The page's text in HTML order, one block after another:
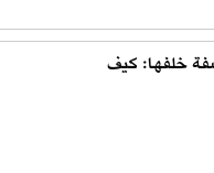
خلفها: كيف